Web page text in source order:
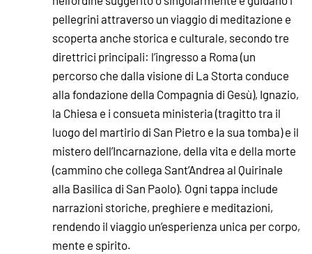
pellegrini attraverso un viaggio di meditazione e
scoperta anche storica e culturale, secondo tre
direttrici principali: l’ingresso a Roma (un
percorso che dalla visione di La Storta conduce
alla fondazione della Compagnia di Gesù), Ignazio,
la Chiesa e i consueta ministeria (tragitto tra il
luogo del martirio di San Pietro e la sua tomba) e il
mistero dell’Incarnazione, della vita e della morte
(cammino che collega Sant’Andrea al Quirinale
alla Basilica di San Paolo). Ogni tappa include
narrazioni storiche, preghiere e meditazioni,
rendendo il viaggio un’esperienza unica per corpo,
mente e spirito.